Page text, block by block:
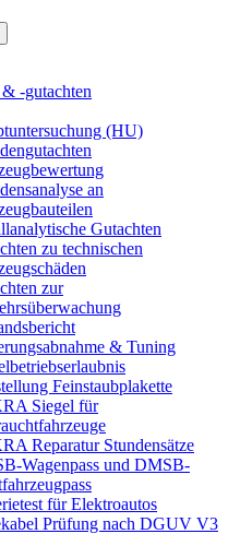
-gutachten
(HU)
an
Gutachten
zu technischen
zur
& Tuning
Feinstaubplakette
Siegel für
Reparatur Stundensätze
Wagenpass und DMSB-
für Elektroautos
Prüfung nach DGUV V3